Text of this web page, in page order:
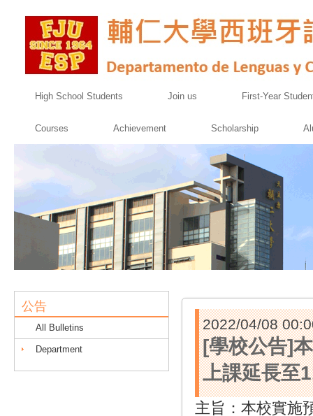
High School Students Join us First-Year
Courses Achievement Scholarship
公告
All Bulletins
Department
2022/04/08
[學校公告]
上課延長至
主旨：本校實施